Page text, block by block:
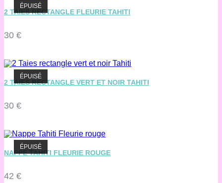
ÉPUISÉ
2 TAIES RECTANGLE FLEURIE TAHITI
30 €
ÉPUISÉ
2 TAIES RECTANGLE VERT ET NOIR TAHITI
30 €
ÉPUISÉ
NAPPE TAHITI FLEURIE ROUGE
42 €